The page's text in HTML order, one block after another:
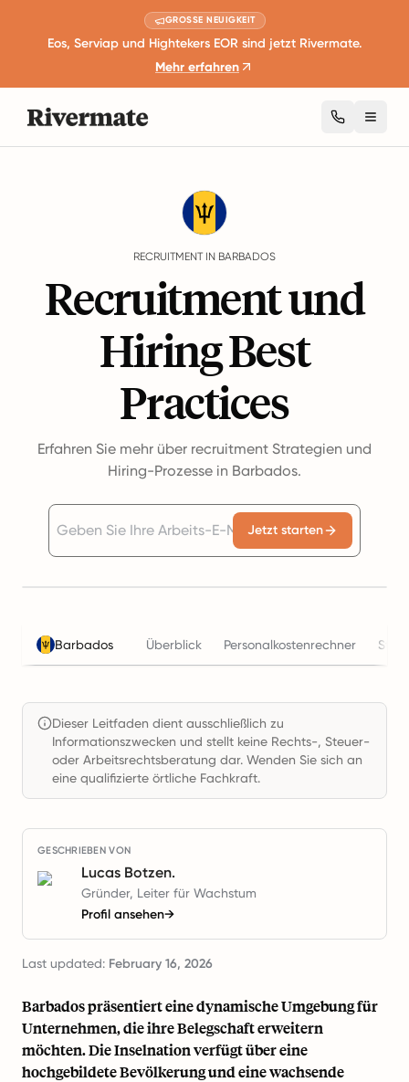
GROSSE NEUIGKEIT
Eos, Serviap und Hightekers EOR sind jetzt Rivermate.
Mehr erfahren
RECRUITMENT IN BARBADOS
Recruitment und
Hiring Best
Practices
Erfahren Sie mehr über recruitment Strategien und
Hiring-Prozesse in Barbados.
Jetzt starten
Barbados Überblick Personalkostenrechner
Dieser Leitfaden dient ausschließlich zu
Informationszwecken und stellt keine Rechts-, Steuer-
oder Arbeitsrechtsberatung dar. Wenden Sie sich an
eine qualifizierte örtliche Fachkraft.
GESCHRIEBEN VON
Lucas Botzen.
Gründer, Leiter für Wachstum
Profil ansehen→
Last updated: February 16, 2026
Barbados präsentiert eine dynamische Umgebung für
Unternehmen, die ihre Belegschaft erweitern
möchten. Die Inselnation verfügt über eine
hochgebildete Bevölkerung und eine wachsende